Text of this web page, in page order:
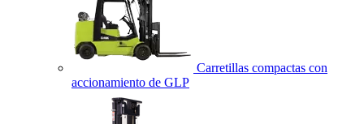
Carretillas compactas con
accionamiento de GLP